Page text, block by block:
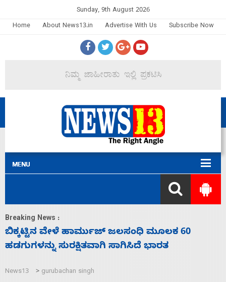
Sunday, 9th August 2026
Home
About News13.in Advertise With Us Subscribe Now
Breaking News :
ಮೂಲಕ 60
ನಾಗೇಂದ್ರ ರಾಜೀನಾಮೆ ಕೊಡದಿದ್ದರೆ
ಬಿಡೆವು: ಛಲವಾದಿ ನಾರಾಯಣಸ್ವಾಮಿ
News13 > gurubachan singh